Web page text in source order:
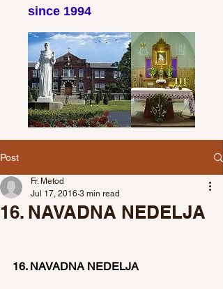
since 1994
Post
16. NAVADNA NEDELJA
Fr. Metod
Jul 17, 2016 3 min read
16. NAVADNA NEDELJA